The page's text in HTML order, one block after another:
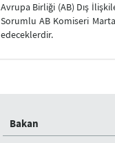
Avrupa Birliği (AB) Dış
Sorumlu AB Komiseri
edeceklerdir.
Bakan